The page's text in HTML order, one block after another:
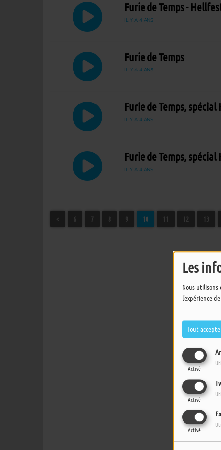
Les
Nous utilisons
l'expérience
Tout
Activé
Activé
Activé
Furie de Temps -
IL Y A 4 ANS
Furie de Temps
IL Y A 4 ANS
Furie de Temps,
IL Y A 4 ANS
Furie de Temps,
IL Y A 4 ANS
< 6 7 8 9 10 11 12 13